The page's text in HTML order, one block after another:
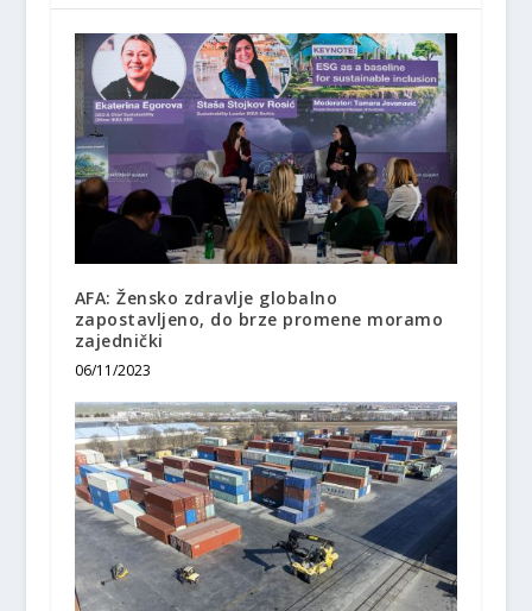
AFA: Žensko zdravlje globalno
zapostavljeno, do brze promene moramo
zajednički
06/11/2023